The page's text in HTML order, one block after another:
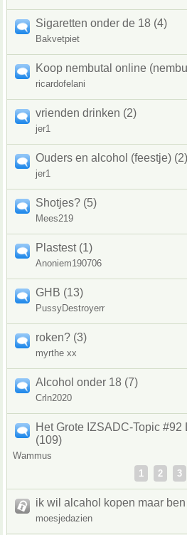
Sigaretten onder de 18 (4)
Bakvetpiet
Koop nembutal online
ricardofelani
vrienden drinken (2)
jer1
Ouders en alcohol (feestje) (2)
jer1
Shotjes? (5)
Mees219
Plastest (1)
Anoniem190706
GHB (13)
PussyDestroyerr
roken? (3)
myrthe xx
Alcohol onder 18 (7)
Crln2020
Het Grote IZSADC-Topic
(109)
Wammus
1
2 3
ik wil alcahol kopen maar
moesjedazien